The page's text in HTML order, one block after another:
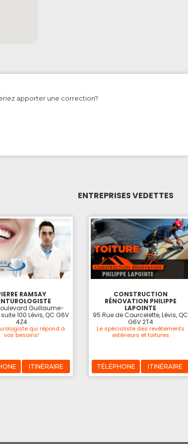
apporter une correction?
ENTREPRISES VEDETTES
RAMSAY
Guillaume-
100 Lévis, QC G6V
4Z4
qui répond à
vos besoins!
ITINÉRAIRE
CONSTRUCTION
RÉNOVATION PHILIPPE
LAPOINTE
95 Rue de Courcelette, Lévis, QC
G6V 2T4
Le spécialiste des revêtements
extérieurs et toitures
TÉLÉPHONE ITINÉRAIRE